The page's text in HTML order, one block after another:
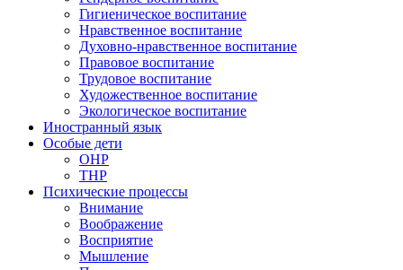
Гигиеническое воспитание
Нравственное воспитание
Духовно-нравственное воспитание
Правовое воспитание
Трудовое воспитание
Художественное воспитание
Экологическое воспитание
Иностранный язык
Особые дети
ОНР
ТНР
Психические процессы
Внимание
Воображение
Восприятие
Мышление